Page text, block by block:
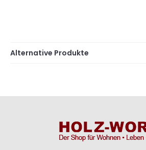
Alternative Produkte